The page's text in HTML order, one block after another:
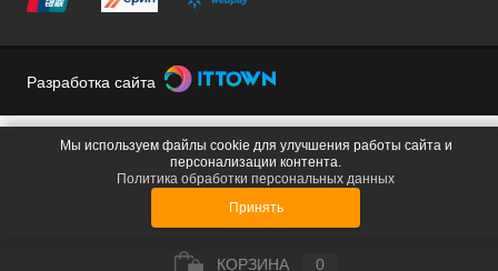
Разработка сайта
КОРЗИНА 0
Мы используем файлы cookie для улучшения работы сайта и
персонализации контента.
Политика обработки персональных данных
Принять